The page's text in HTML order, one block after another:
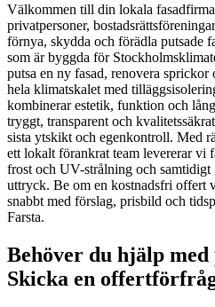
Välkommen till din lokala
privatpersoner,
förnya, skydda och förädla putsade
som är byggda för
putsa en ny fasad, renovera sprickor
hela klimatskalet med
kombinerar estetik, funktion och
tryggt, transparent och
sista ytskikt och egenkontroll. Med
ett lokalt förankrat team levererar vi
frost och UV-strålning och samtidigt
uttryck. Be om en kostnadsfri offert
snabbt med förslag, prisbild och
Farsta.
Behöver du hjälp med
Skicka en